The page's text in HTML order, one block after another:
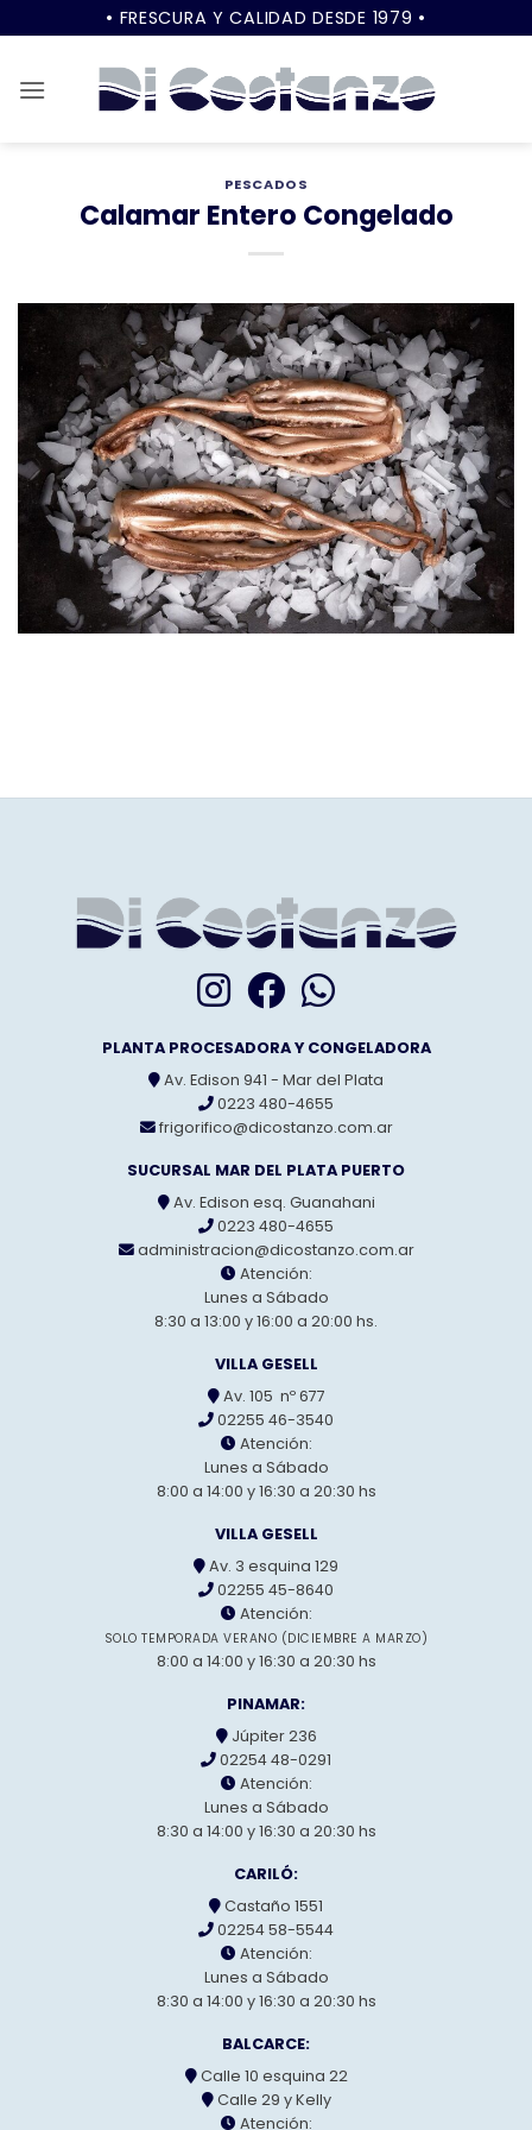
al
• FRESCURA Y CALIDAD DESDE 1979 •
PESCADOS
Calamar Entero Congelado
PLANTA PROCESADORA Y CONGELADORA
Av. Edison 941 - Mar del Plata
0223 480-4655
frigorifico@dicostanzo.com.ar
SUCURSAL MAR DEL PLATA PUERTO
Av. Edison esq. Guanahani
0223 480-4655
administracion@dicostanzo.com.ar
Atención:
Lunes a Sábado
8:30 a 13:00 y 16:00 a 20:00 hs.
VILLA GESELL
Av. 105 nº 677
02255 46-3540
Atención:
Lunes a Sábado
8:00 a 14:00 y 16:30 a 20:30 hs
VILLA GESELL
Av. 3 esquina 129
02255 45-8640
Atención:
SOLO TEMPORADA VERANO (DICIEMBRE A MARZO)
8:00 a 14:00 y 16:30 a 20:30 hs
PINAMAR:
Júpiter 236
02254 48-0291
Atención:
Lunes a Sábado
8:30 a 14:00 y 16:30 a 20:30 hs
CARILÓ:
Castaño 1551
02254 58-5544
Atención:
Lunes a Sábado
8:30 a 14:00 y 16:30 a 20:30 hs
BALCARCE:
Calle 10 esquina 22
Calle 29 y Kelly
Atención: